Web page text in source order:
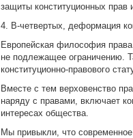
защиты конституционных прав
4. В-четвертых, деформация
Европейская философия права
не подлежащее ограничению.
конституционно-правового
Вместе с тем верховенство
наряду с правами, включает
интересах общества.
Мы привыкли, что